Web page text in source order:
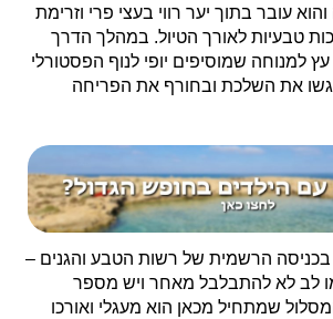
עובר בתוך יער רווי בעצי פרי וזרימת
טבעיות לאורך הטיול. במהלך הדרך
למנוחה שמוסיפים יופי לנוף הפסטורלי
את השלכת ובחורף את הפריחה
הרשמית של רשות הטבע והגנים –
לב לא להתבלבל מאחר ויש מספר
שמתחיל מכאן הוא מעגלי ואורכו